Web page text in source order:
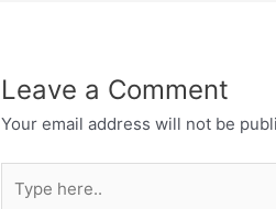
Leave a Comment
Your email address will not be
here..